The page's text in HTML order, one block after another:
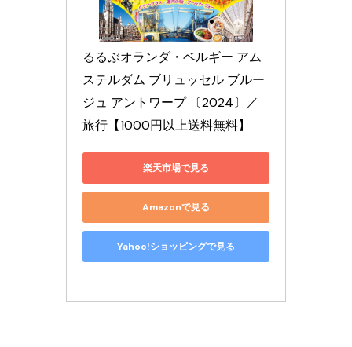
るるぶオランダ・ベルギー アム
ステルダム ブリュッセル ブルー
ジュ アントワープ 〔2024〕／
旅行【1000円以上送料無料】
楽天市場で見る
Amazonで見る
Yahoo!ショッピングで見る